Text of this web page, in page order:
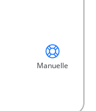
Manuelle